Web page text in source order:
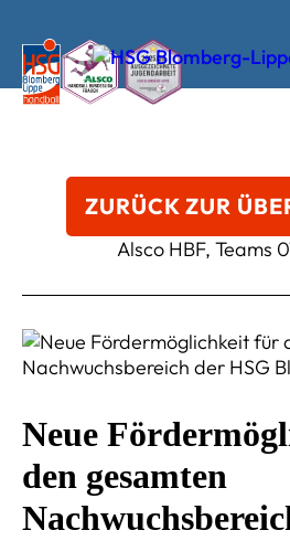
ZURÜCK ZUR
Alsco HBF, Teams
Neue
den gesamten